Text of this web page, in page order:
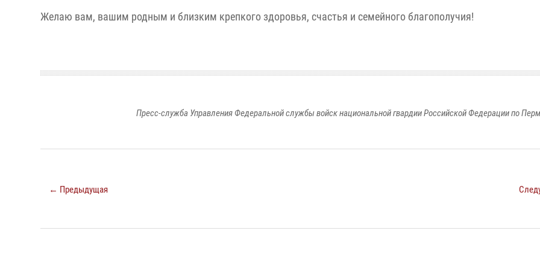
Желаю вам, вашим родным и близким крепкого здоровья, счастья и семейного благополучия!
Пресс-служба Управления Федеральной службы войск национальной гвардии Российской Федерации по
← Предыдущая